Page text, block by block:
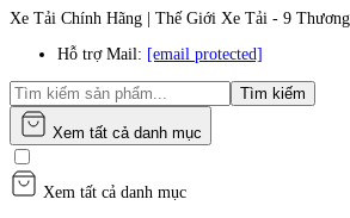
Xe Tải Chính Hãng | Thế Giới Xe Tải - 9
Hỗ trợ Mail: [email protected]
Tìm kiếm
Xem tất cả danh mục
Xem tất cả danh mục